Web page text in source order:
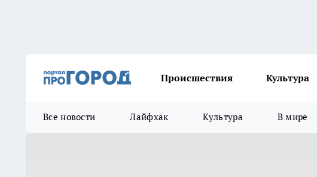
Происшествия Культура
Все новости Лайфхак Культура В мире